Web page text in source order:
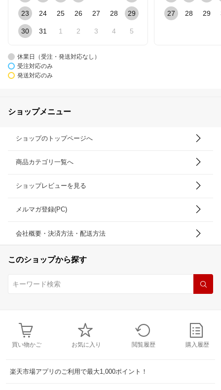
23 24 25 26 27 28 29
30 31 1 2 3 4 5
27 28 29
休業日（受注・発送対応なし）
受注対応のみ
発送対応のみ
ショップメニュー
ショップのトップページへ
商品カテゴリ一覧へ
ショップレビューを見る
メルマガ登録(PC)
会社概要・決済方法・配送方法
このショップから探す
買い物かご お気に入り 閲覧履歴 購入履歴
楽天市場アプリのご利用で最大1,000ポイント！